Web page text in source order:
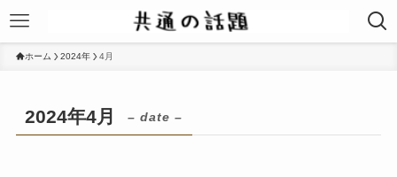
ホーム 2024年 4月
2024年4月 – date –